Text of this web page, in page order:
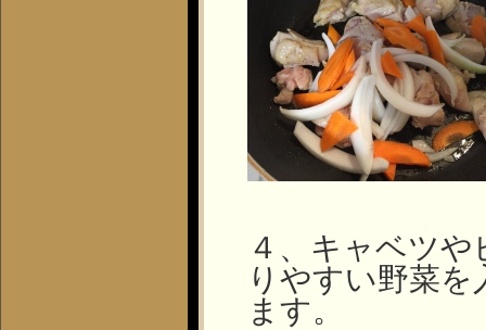
４、キャベツ
りやすい野菜
ます。